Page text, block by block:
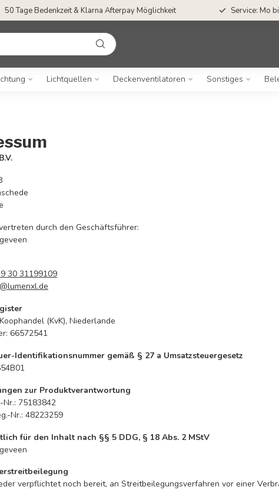
50 Tage Bedenkzeit & Klarna Afterpay Möglichkeit Service: Mo
Lichtquellen Deckenventilatoren Sonstiges
durch den Geschäftsführer:
30 31199109
(KvK), Niederlande
66572541
Identifikationsnummer gemäß § 27 a Umsatzsteuergesetz
zur Produktverantwortung
Nr.: 75183842
Nr.: 48223259
für den Inhalt nach §§ 5 DDG, § 18 Abs. 2 MStV
verpflichtet noch bereit, an Streitbeilegungsverfahren vor einer